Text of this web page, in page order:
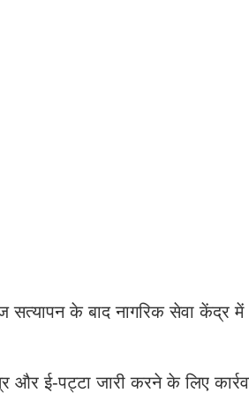
के बाद नागरिक सेवा केंद्र
और ई-पट्टा जारी करने के लिए